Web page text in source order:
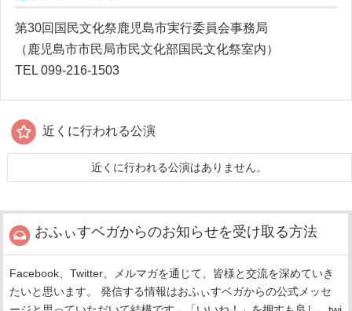
第30回国民文化祭鹿児島市実行委員会事務局
（鹿児島市市民局市民文化部国民文化祭室内）
TEL 099-216-1503
近くに行われる公演
近くに行われる公演はありません。
おふぃすベガからのお知らせを受け取る方法
Facebook、Twitter、メルマガを通じて、皆様と交流を深めていき
たいと思います。 発信する情報はおふぃすベガからの公式メッセ